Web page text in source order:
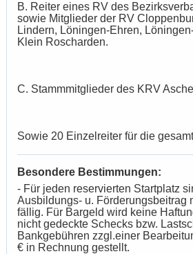
B. Reiter eines RV des
sowie Mitglieder der RV
Lindern, Löningen-Ehren,
Klein Roscharden.
C. Stammmitglieder des KRV
Sowie 20 Einzelreiter für die
Besondere Bestimmungen:
- Für jeden reservierten Startplatz
Ausbildungs- u. Förderungsbeitrag
fällig. Für Bargeld wird keine
nicht gedeckte Schecks bzw.
Bankgebühren zzgl.einer
€ in Rechnung gestellt.